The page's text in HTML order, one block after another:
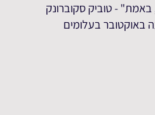
- טוביק סקוברונק
בעלומים